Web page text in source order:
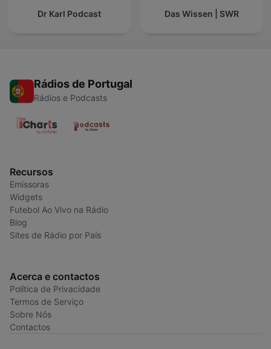
Dr Karl Podcast Das Wissen | SWR
Rádios de Portugal
Rádios e Podcasts
Recursos
Emissoras
Widgets
Futebol Ao Vivo na Rádio
Blog
Sites de Rádio por País
Acerca e contactos
Política de Privacidade
Termos de Serviço
Sobre Nós
Contactos